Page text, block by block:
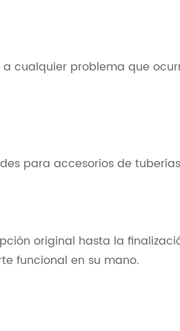
cualquier problema que
para accesorios de tuberías
original hasta la
funcional en su mano.